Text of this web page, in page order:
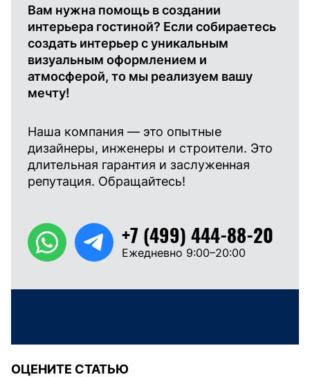
Вам нужна помощь в создании
интерьера гостиной? Если собираетесь
создать интерьер с уникальным
визуальным оформлением и
атмосферой, то мы реализуем вашу
мечту!
Наша компания — это опытные
дизайнеры, инженеры и строители. Это
длительная гарантия и заслуженная
репутация. Обращайтесь!
+7 (499) 444-88-20
Ежедневно 9:00–20:00
ОЦЕНИТЕ СТАТЬЮ